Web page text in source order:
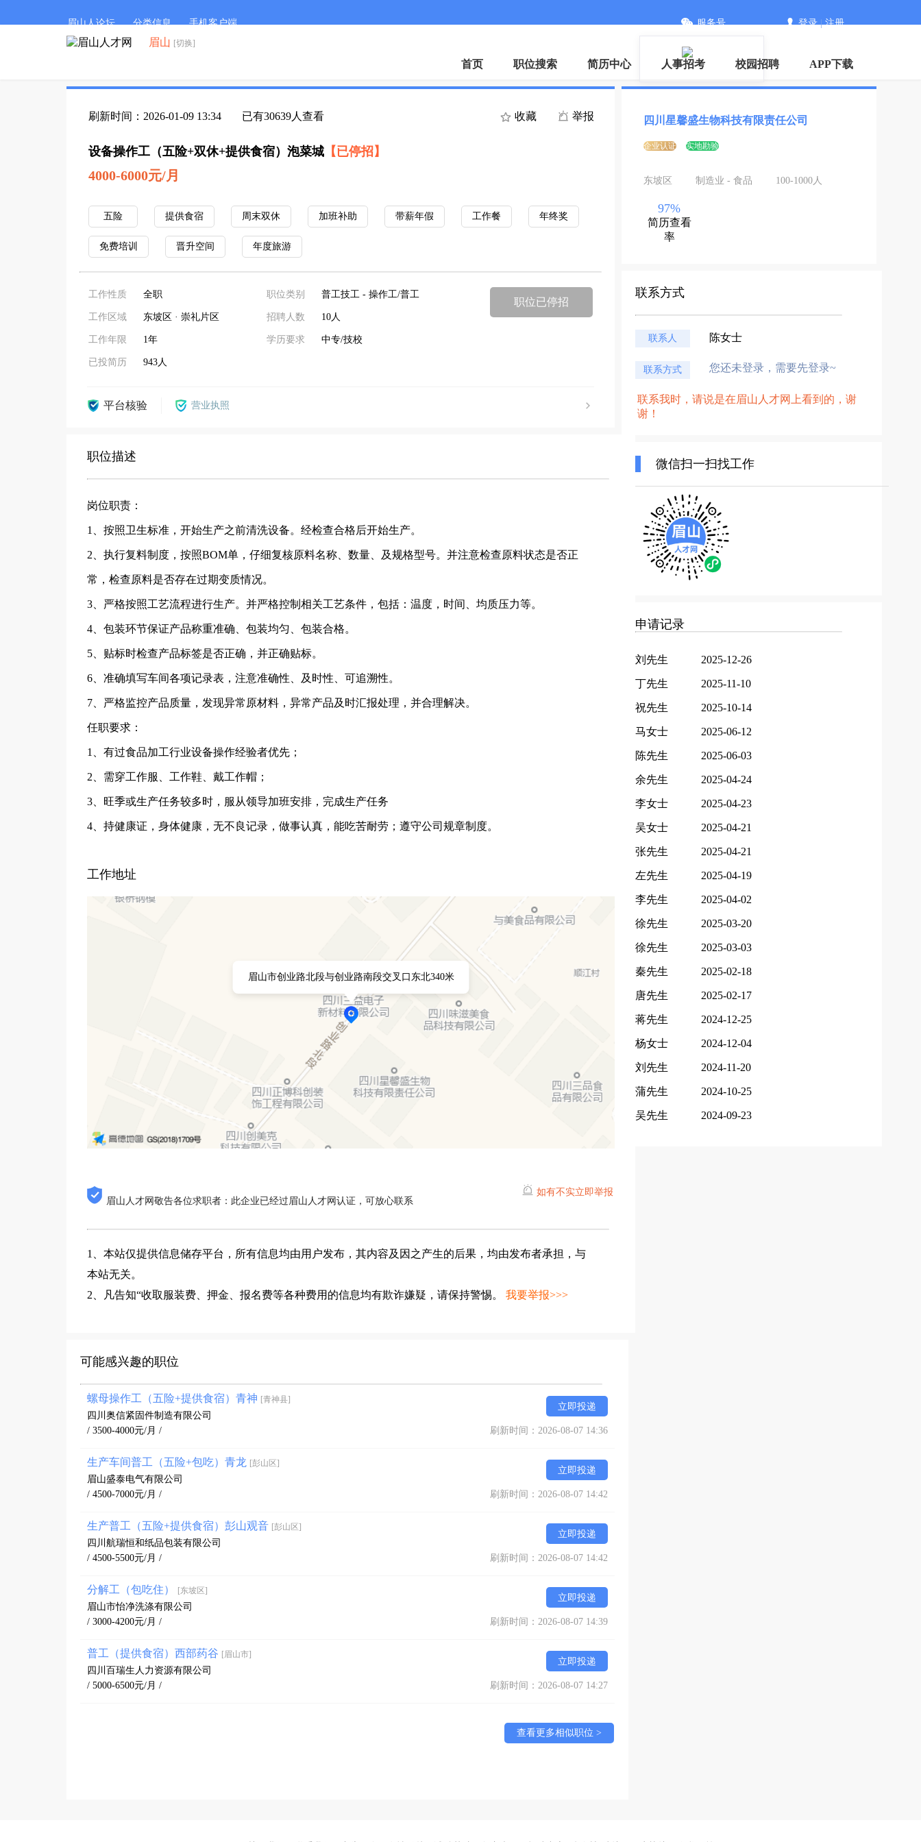
眉山人论坛 分类信息 手机客户端
微信
服务号 登录|注册
眉山 [切换]
首页 职位搜索 简历中心 人事招考 校园招聘 APP下载
刷新时间：2026-01-09 13:34 已有30639人查看 收藏 举报
设备操作工（五险+双休+提供食宿）泡菜城 【已停招】
4000-6000元/月
五险 提供食宿 周末双休 加班补助 带薪年假 工作餐 年终奖
免费培训 晋升空间 年度旅游
工作性质 全职
工作区域 东坡区 · 崇礼片区
工作年限 1年
已投简历 943人
职位类别 普工技工 - 操作工/普工
招聘人数 10人
学历要求 中专/技校
职位已停招
平台核验 营业执照
职位描述
岗位职责：
1、按照卫生标准，开始生产之前清洗设备。经检查合格后开始生产。
2、执行复料制度，按照BOM单，仔细复核原料名称、数量、及规格型号。并注意检查原料状态是否正
常，检查原料是否存在过期变质情况。
3、严格按照工艺流程进行生产。并严格控制相关工艺条件，包括：温度，时间、均质压力等。
4、包装环节保证产品称重准确、包装均匀、包装合格。
5、贴标时检查产品标签是否正确，并正确贴标。
6、准确填写车间各项记录表，注意准确性、及时性、可追溯性。
7、严格监控产品质量，发现异常原材料，异常产品及时汇报处理，并合理解决。
任职要求：
1、有过食品加工行业设备操作经验者优先；
2、需穿工作服、工作鞋、戴工作帽；
3、旺季或生产任务较多时，服从领导加班安排，完成生产任务
4、持健康证，身体健康，无不良记录，做事认真，能吃苦耐劳；遵守公司规章制度。
工作地址
眉山市创业路北段与创业路南段交叉口东北340米
眉山人才网敬告各位求职者：此企业已经过眉山人才网认证，可放心联系
如有不实立即举报
1、本站仅提供信息储存平台，所有信息均由用户发布，其内容及因之产生的后果，均由发布者承担，与
本站无关。
2、凡告知“收取服装费、押金、报名费等各种费用的信息均有欺诈嫌疑，请保持警惕。 我要举报>>>
可能感兴趣的职位
螺母操作工（五险+提供食宿）青神 [青神县]
立即投递
四川奥信紧固件制造有限公司
/ 3500-4000元/月 /
刷新时间：2026-08-07 14:36
生产车间普工（五险+包吃）青龙 [彭山区]
立即投递
眉山盛泰电气有限公司
/ 4500-7000元/月 /
刷新时间：2026-08-07 14:42
生产普工（五险+提供食宿）彭山观音 [彭山区]
立即投递
四川航瑞恒和纸品包装有限公司
/ 4500-5500元/月 /
刷新时间：2026-08-07 14:42
分解工（包吃住） [东坡区]
立即投递
眉山市怡净洗涤有限公司
/ 3000-4200元/月 /
刷新时间：2026-08-07 14:39
普工（提供食宿）西部药谷 [眉山市]
立即投递
四川百瑞生人力资源有限公司
/ 5000-6500元/月 /
刷新时间：2026-08-07 14:27
查看更多相似职位 >
四川星馨盛生物科技有限责任公司
企业认证 实地勘验
东坡区 制造业 - 食品 100-1000人
97%
简历查看
率
联系方式
联系人 陈女士
联系方式 您还未登录，需要先登录~
联系我时，请说是在眉山人才网上看到的，谢
谢！
微信扫一扫找工作
申请记录
刘先生 2025-12-26
丁先生 2025-11-10
祝先生 2025-10-14
马女士 2025-06-12
陈先生 2025-06-03
余先生 2025-04-24
李女士 2025-04-23
吴女士 2025-04-21
张先生 2025-04-21
左先生 2025-04-19
李先生 2025-04-02
徐先生 2025-03-20
徐先生 2025-03-03
秦先生 2025-02-18
唐先生 2025-02-17
蒋先生 2024-12-25
杨女士 2024-12-04
刘先生 2024-11-20
蒲先生 2024-10-25
吴先生 2024-09-23